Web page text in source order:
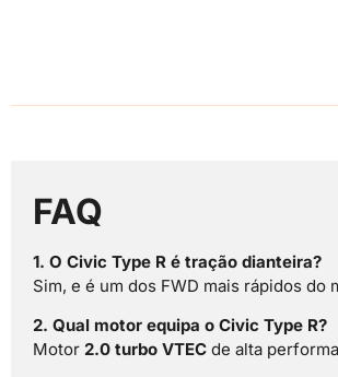
FAQ
1. O Civic Type R é tração dianteira?
Sim, e é um dos FWD mais rápidos do
2. Qual motor equipa o Civic Type R?
Motor 2.0 turbo VTEC de alta